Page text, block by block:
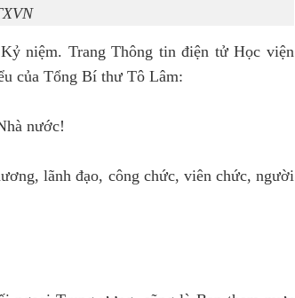
niệm. Trang Thông tin điện tử Học viện
của Tổng Bí thư Tô Lâm:
nước!
lãnh đạo, công chức, viên chức, người